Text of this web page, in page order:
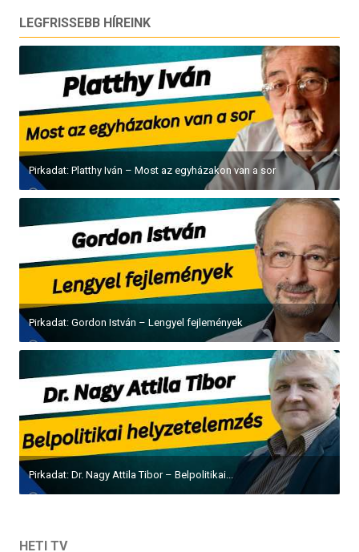
LEGFRISSEBB HÍREINK
Pirkadat: Platthy Iván – Most az egyházakon van a sor
Pirkadat: Gordon István – Lengyel fejlemények
Pirkadat: Dr. Nagy Attila Tibor – Belpolitikai...
HETI TV